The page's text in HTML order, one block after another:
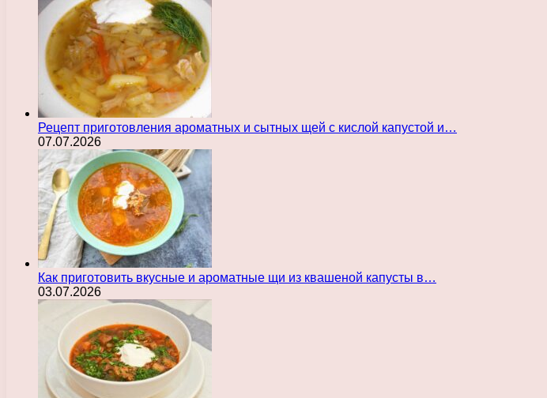
Рецепт приготовления ароматных и сытных щей с кислой капустой и…
07.07.2026
Как приготовить вкусные и ароматные щи из квашеной капусты в…
03.07.2026